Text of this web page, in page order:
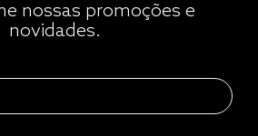
nossas promoções e
novidades.